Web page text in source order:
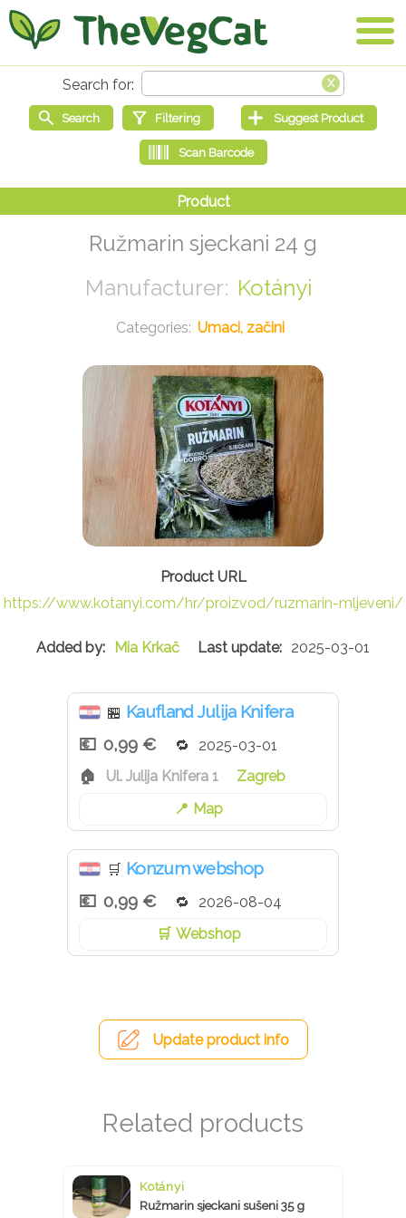
Ružmarin sjeckani 24 g
Kotányi
Umaci, začini
https://www.kotanyi.com/hr/proizvod/ruzmarin-mljeveni/
Mia Krkač 2025-03-01
🏪 Kaufland Julija Knifera
0,99 €
2025-03-01
Ul. Julija Knifera 1
Zagreb
Map
🛒 Konzum webshop
0,99 €
2026-08-04
Webshop
Update product info
Kotányi
Ružmarin sjeckani sušeni 35 g